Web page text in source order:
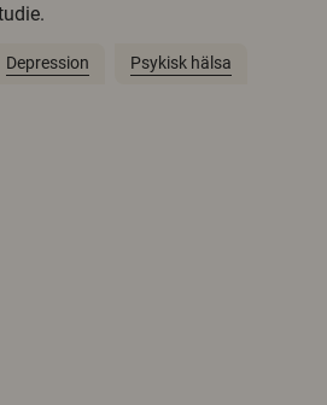
Depression Psykisk hälsa